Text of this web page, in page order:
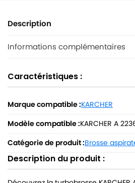
Description
Informations complémentaires
Caractéristiques :
Marque compatible :KARCHER
Modèle compatible :KARCHER A
Catégorie de produit :Brosse
Description du produit :